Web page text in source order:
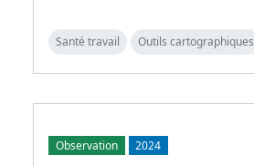
Santé travail Outils cartographiques
Observation 2024